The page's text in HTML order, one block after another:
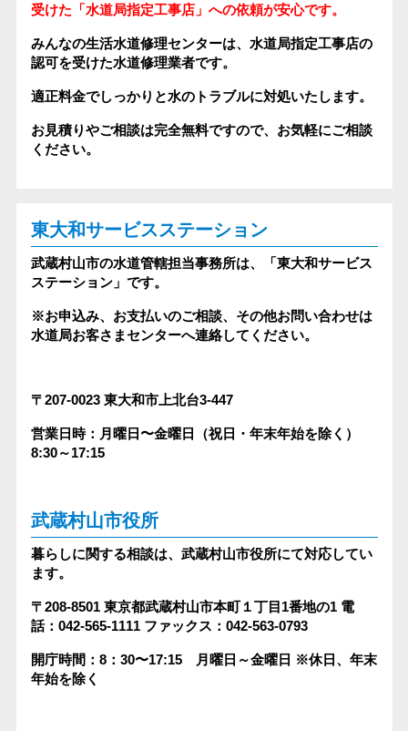
受けた「水道局指定工事店」への依頼が安心です。
みんなの生活水道修理センターは、水道局指定工事店の
認可を受けた水道修理業者です。
適正料金でしっかりと水のトラブルに対処いたします。
お見積りやご相談は完全無料ですので、お気軽にご相談
ください。
東大和サービスステーション
武蔵村山市の水道管轄担当事務所は、「東大和サービス
ステーション」です。
※お申込み、お支払いのご相談、その他お問い合わせは
水道局お客さまセンターへ連絡してください。
〒207-0023東大和市上北台3-447
営業日時：月曜日〜金曜日（祝日・年末年始を除く）
8:30～17:15
武蔵村山市役所
暮らしに関する相談は、武蔵村山市役所にて対応してい
ます。
〒208-8501東京都武蔵村山市本町１丁目1番地の1電
話：042-565-1111ファックス：042-563-0793
開庁時間：8：30〜17:15 月曜日～金曜日 ※休日、年末
年始を除く